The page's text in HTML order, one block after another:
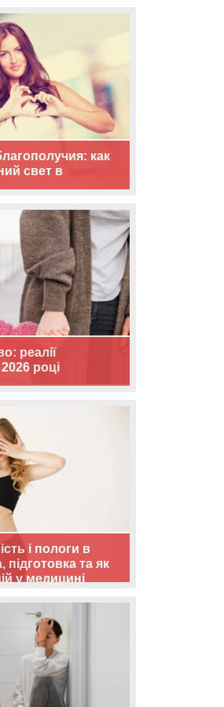
как
свет в
реалії
році
і пологи в
підготовка та як
у медицині